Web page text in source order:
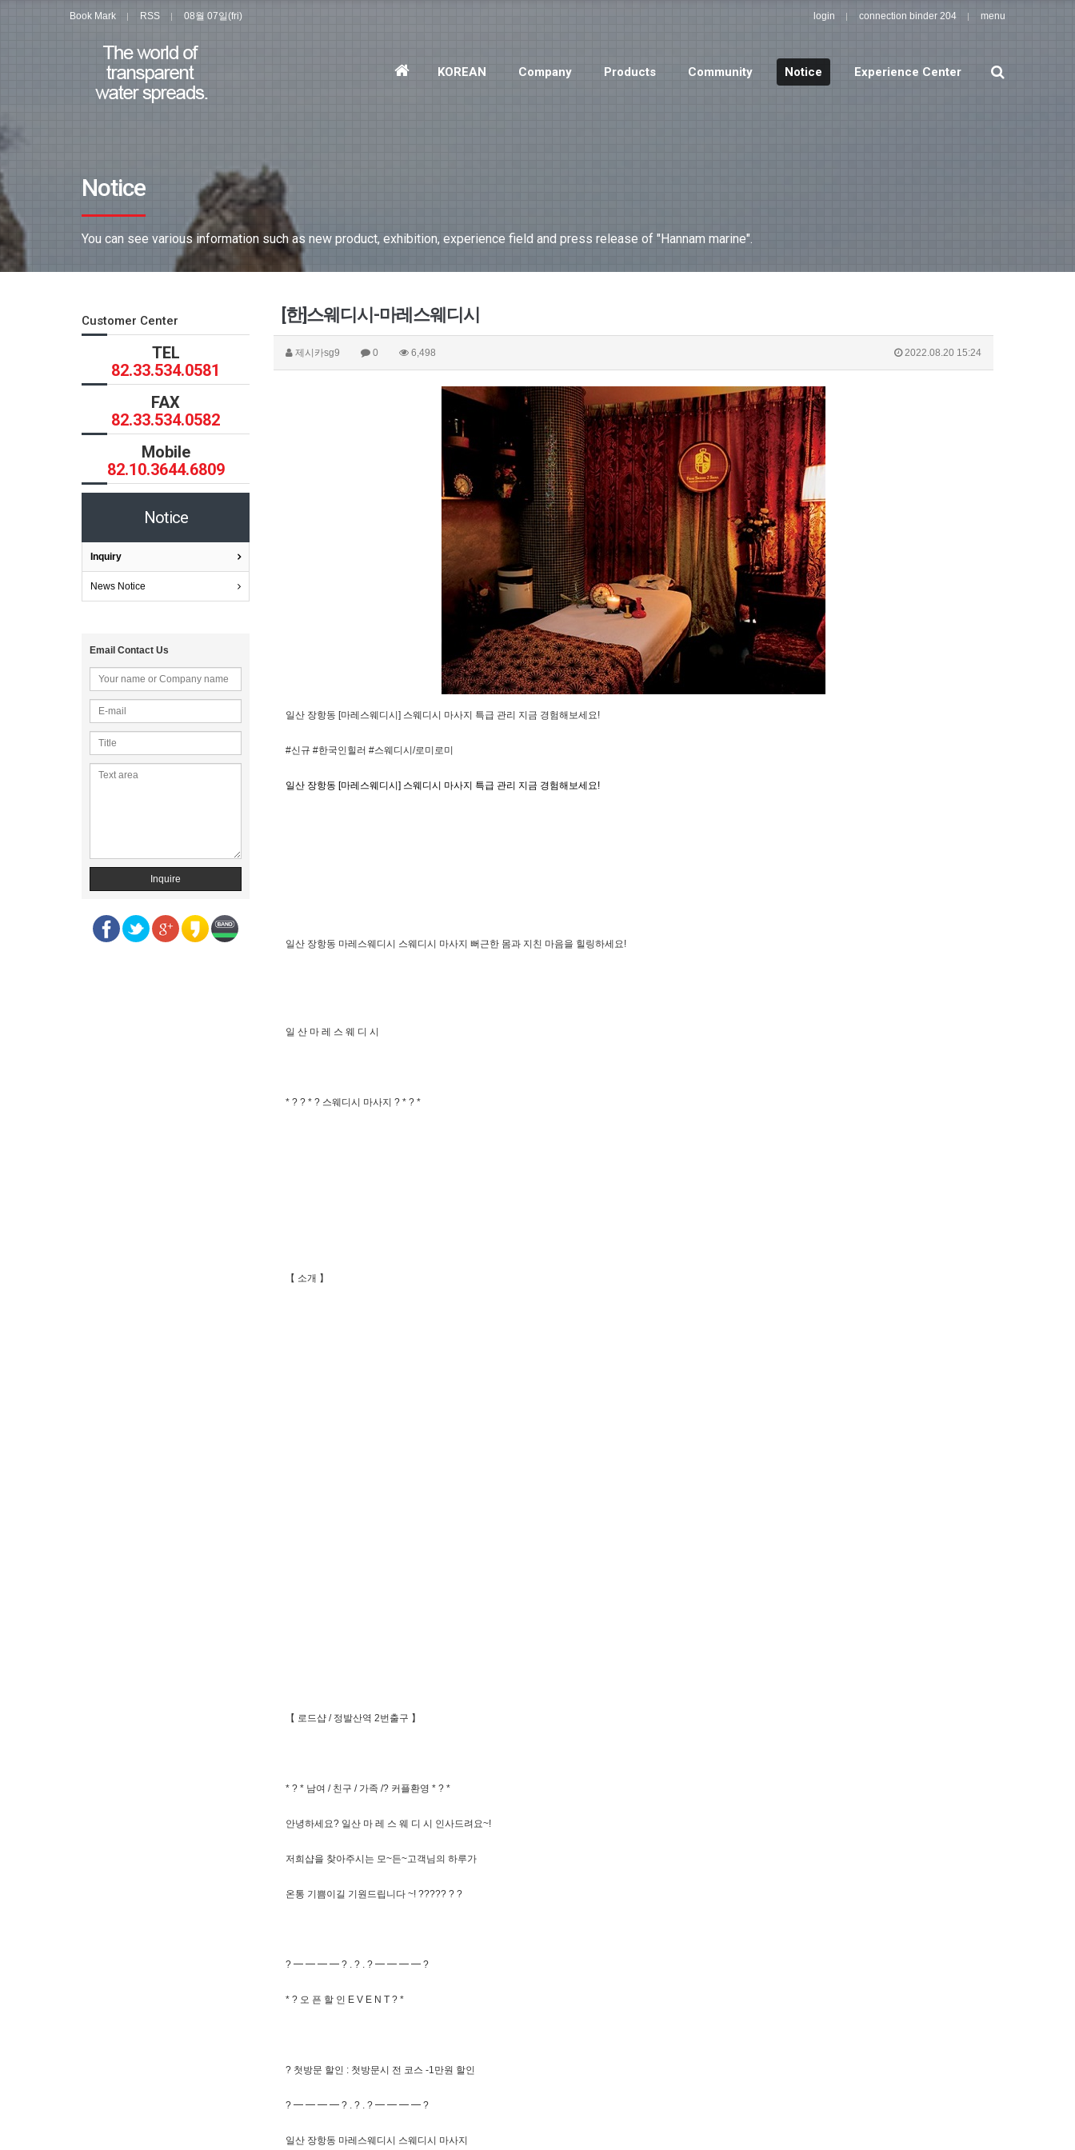
Book Mark RSS 08월 07일(fri) login connection binder 204 menu
홈
KOREAN Company Products Community Notice Experience Center
Notice
You can see various information such as new product, exhibition, experience field and press release of "Hannam marine".
[한]스웨디시-마레스웨디시
제시카sg9 0 6,498 2022.08.20 15:24
일산 장항동 [마레스웨디시] 스웨디시 마사지 특급 관리 지금 경험해보세요!
#신규 #한국인힐러 #스웨디시/로미로미
일산 장항동 [마레스웨디시] 스웨디시 마사지 특급 관리 지금 경험해보세요!
일산 장항동 마레스웨디시 스웨디시 마사지 뻐근한 몸과 지친 마음을 힐링하세요!
일 산 마 레 스 웨 디 시
* ? ? * ? 스웨디시 마사지 ? * ? *
【 소개 】
【 로드샵 / 정발산역 2번출구 】
* ? * 남여 / 친구 / 가족 /? 커플환영 * ? *
안녕하세요? 일산 마 레 스 웨 디 시 인사드려요~!
저희샵을 찾아주시는 모~든~고객님의 하루가
온통 기쁨이길 기원드립니다 ~! ????? ? ?
? ━ ━ ━ ━ ? . ? . ? ━ ━ ━ ━ ?
* ? 오 픈 할 인 E V E N T ? *
? 첫방문 할인 : 첫방문시 전 코스 -1만원 할인
? ━ ━ ━ ━ ? . ? . ? ━ ━ ━ ━ ?
일산 장항동 마레스웨디시 스웨디시 마사지
Customer Center
TEL
82.33.534.0581
FAX
82.33.534.0582
Mobile
82.10.3644.6809
Notice
Inquiry
News Notice
Email Contact Us
Inquire